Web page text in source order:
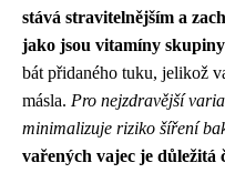
stává stravitelnějším a
jako jsou vitamíny
bát přidaného tuku, jelikož
másla. Pro nejzdravější
minimalizuje riziko šíření
vařených vajec je důležitá